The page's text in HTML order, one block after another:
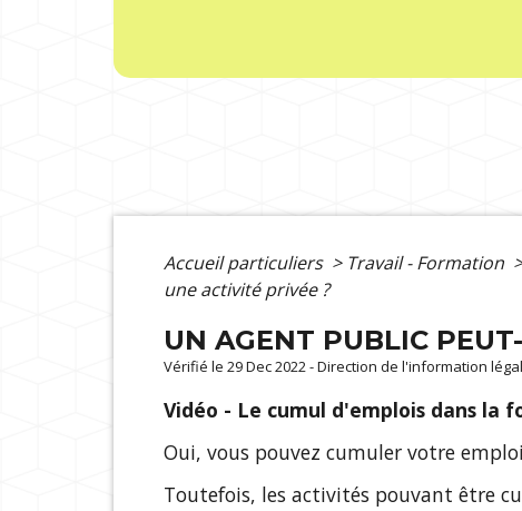
Accueil particuliers > Travail - Formation >
une activité privée ?
UN AGENT PUBLIC
Vérifié le 29 Dec 2022 - Direction de l'information
Vidéo - Le cumul d'emplois dans la
Oui, vous pouvez cumuler votre
Toutefois, les activités pouvant être